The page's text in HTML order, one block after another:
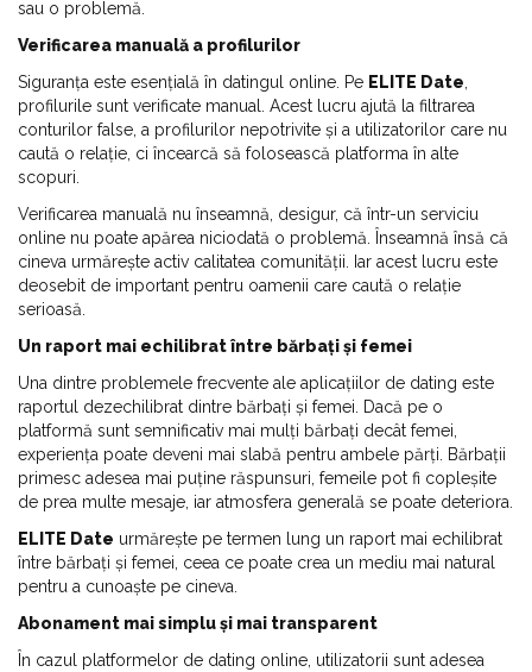
sau o problemă.
Verificarea manuală a profilurilor
Siguranța este esențială în datingul online. Pe ELITE Date,
profilurile sunt verificate manual. Acest lucru ajută la filtrarea
conturilor false, a profilurilor nepotrivite și a utilizatorilor care nu
caută o relație, ci încearcă să folosească platforma în alte
scopuri.
Verificarea manuală nu înseamnă, desigur, că într-un serviciu
online nu poate apărea niciodată o problemă. Înseamnă însă că
cineva urmărește activ calitatea comunității. Iar acest lucru este
deosebit de important pentru oamenii care caută o relație
serioasă.
Un raport mai echilibrat între bărbați și femei
Una dintre problemele frecvente ale aplicațiilor de dating este
raportul dezechilibrat dintre bărbați și femei. Dacă pe o
platformă sunt semnificativ mai mulți bărbați decât femei,
experiența poate deveni mai slabă pentru ambele părți. Bărbații
primesc adesea mai puține răspunsuri, femeile pot fi copleșite
de prea multe mesaje, iar atmosfera generală se poate deteriora.
ELITE Date urmărește pe termen lung un raport mai echilibrat
între bărbați și femei, ceea ce poate crea un mediu mai natural
pentru a cunoaște pe cineva.
Abonament mai simplu și mai transparent
În cazul platformelor de dating online, utilizatorii sunt adesea